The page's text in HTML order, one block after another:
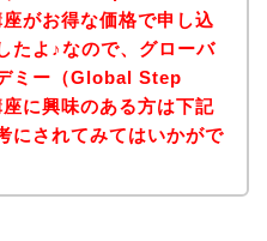
がお得な価格で申し込
たよ♪なので、グローバ
ミー（Global Step
に興味のある方は下記
にされてみてはいかがで